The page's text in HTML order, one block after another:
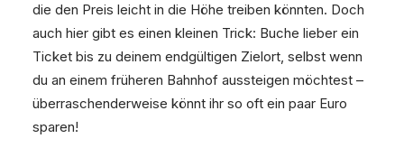
die den Preis leicht in die Höhe treiben könnten. Doch
auch hier gibt es einen kleinen Trick: Buche lieber ein
Ticket bis zu deinem endgültigen Zielort, selbst wenn
du an einem früheren Bahnhof aussteigen möchtest –
überraschenderweise könnt ihr so oft ein paar Euro
sparen!